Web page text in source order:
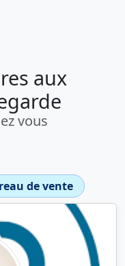
aux
vous
de vente